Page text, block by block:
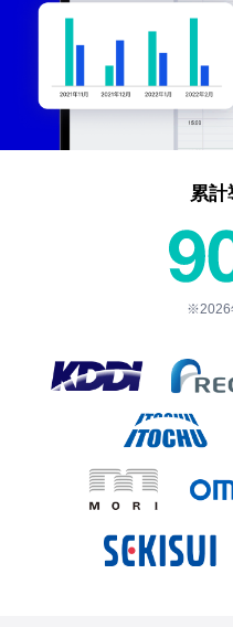
累計
※2026